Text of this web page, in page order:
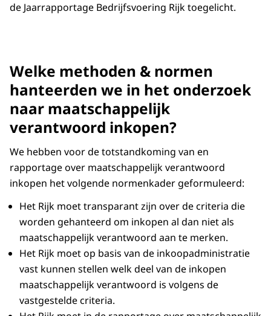
de Jaarrapportage Bedrijfsvoering Rijk toegelicht.
Welke methoden & normen
hanteerden we in het onderzoek
naar maatschappelijk
verantwoord inkopen?
We hebben voor de totstandkoming van en
rapportage over maatschappelijk verantwoord
inkopen het volgende normenkader geformuleerd:
Het Rijk moet transparant zijn over de criteria die
worden gehanteerd om inkopen al dan niet als
maatschappelijk verantwoord aan te merken.
Het Rijk moet op basis van de inkoopadministratie
vast kunnen stellen welk deel van de inkopen
maatschappelijk verantwoord is volgens de
vastgestelde criteria.